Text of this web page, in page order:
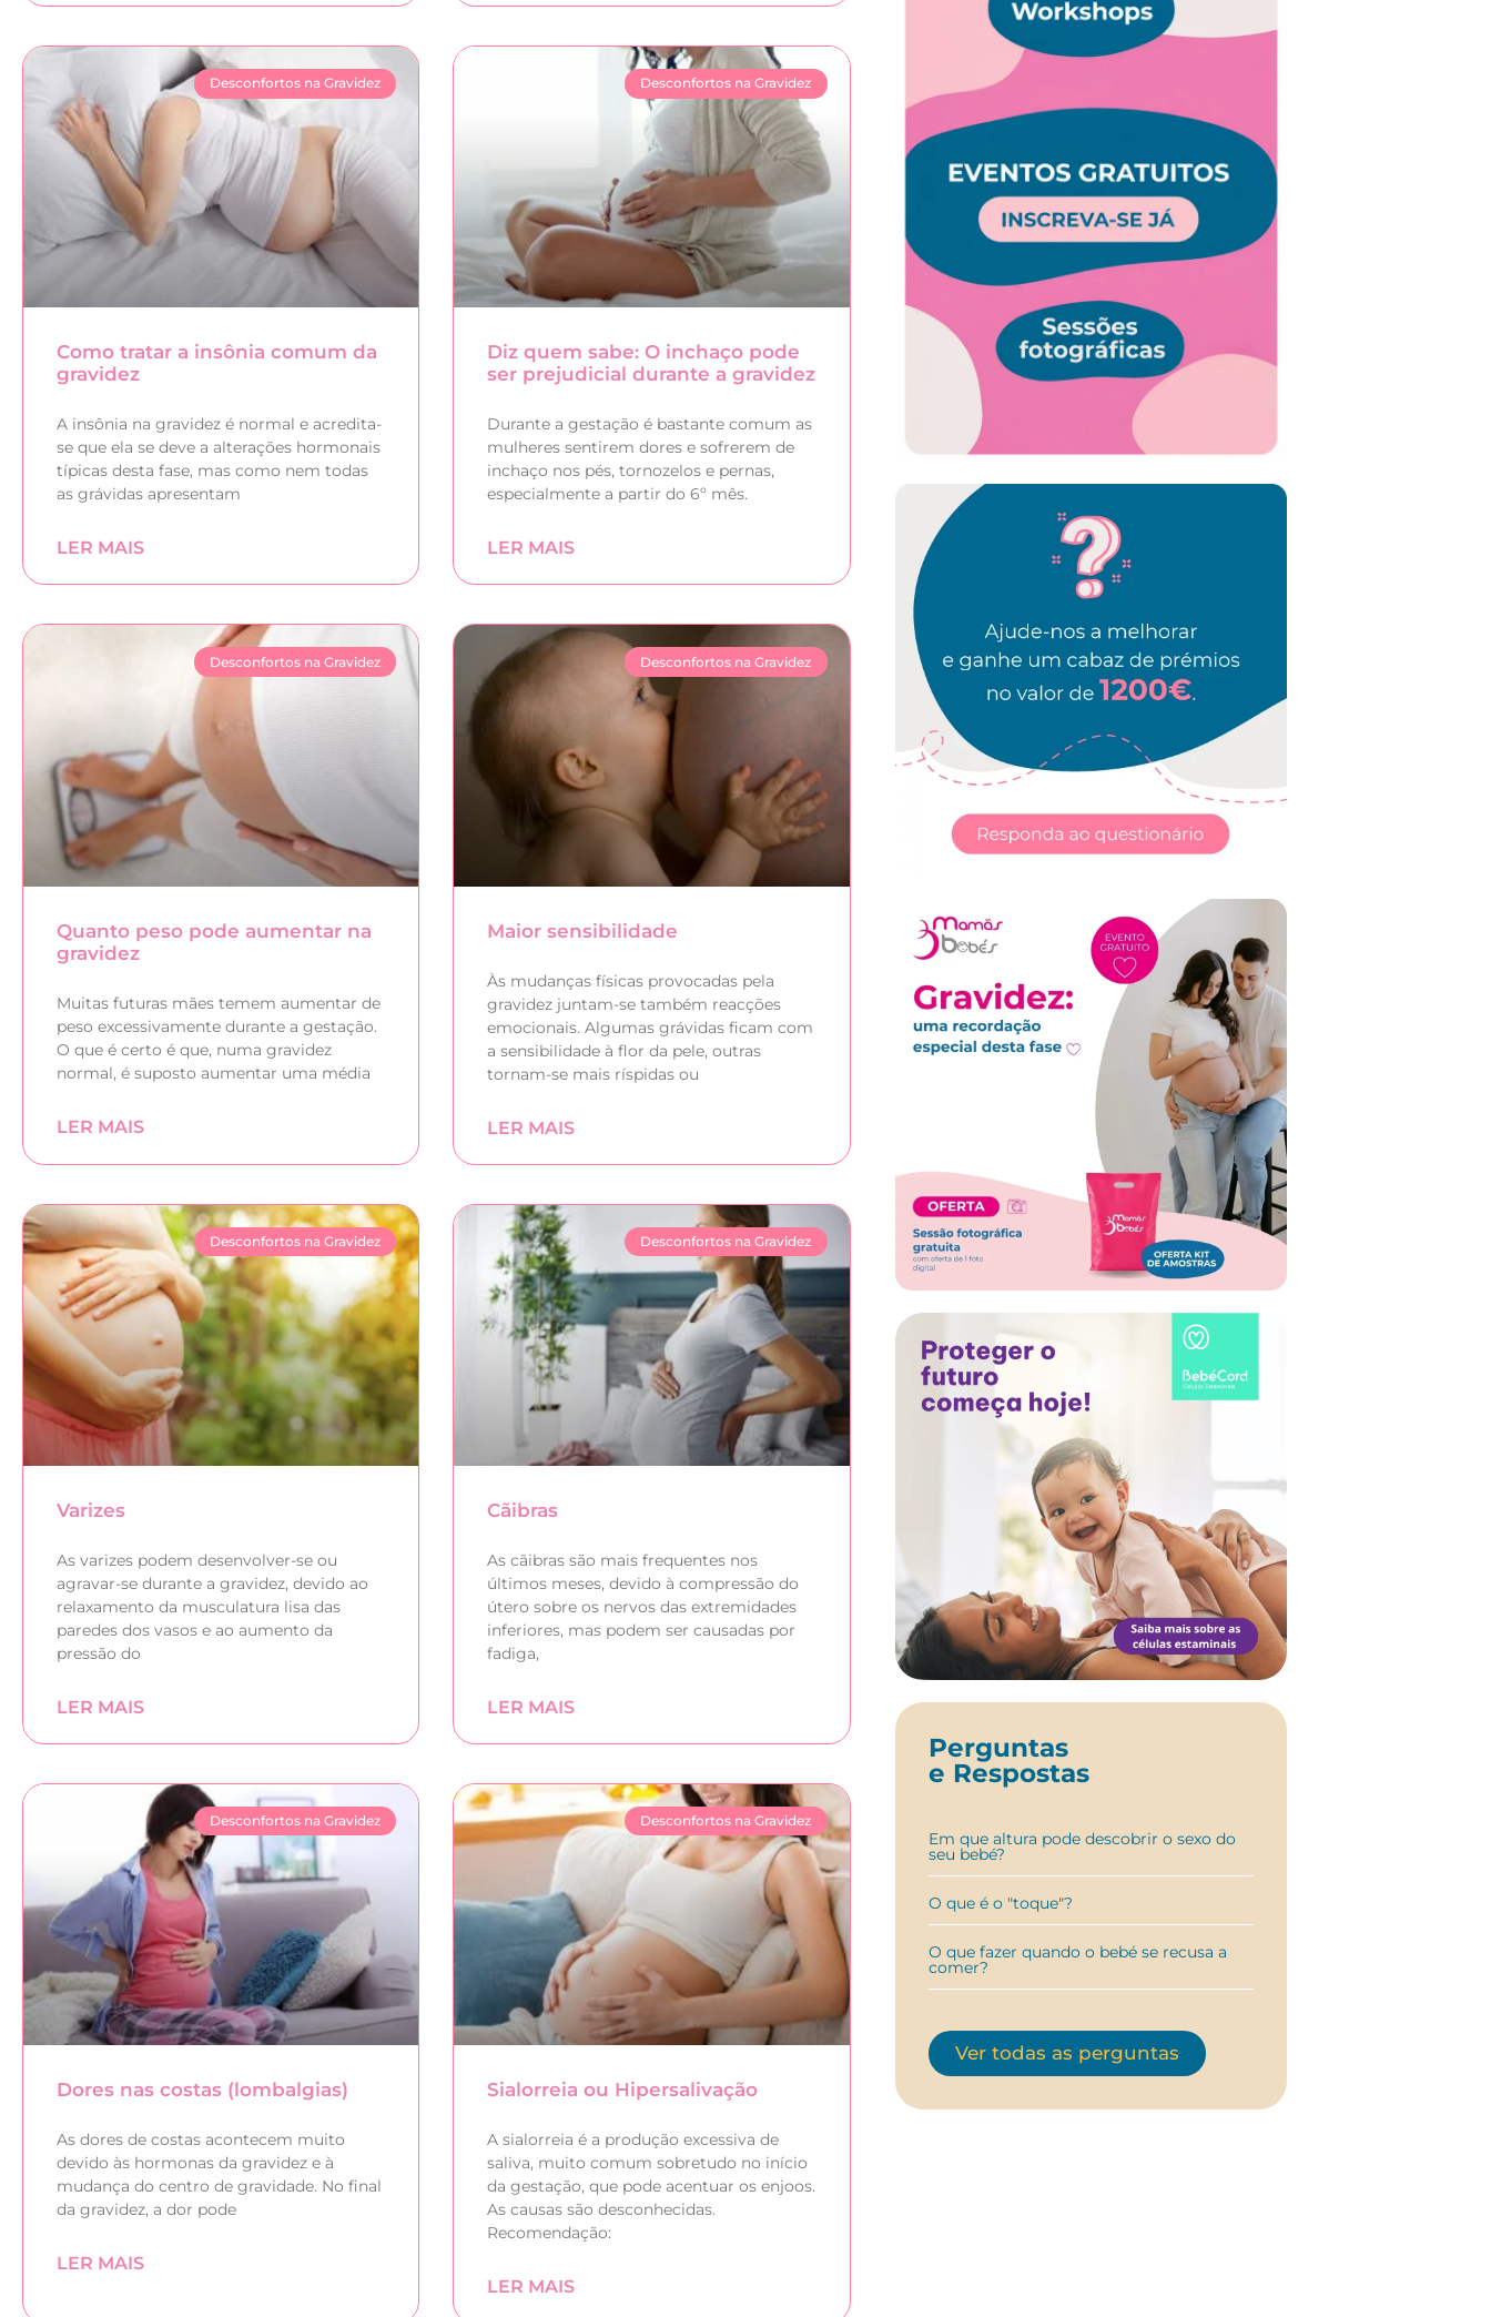
Desconfortos na Gravidez
Como tratar a insônia comum da
gravidez
A insônia na gravidez é normal e acredita-
se que ela se deve a alterações hormonais
típicas desta fase, mas como nem todas
as grávidas apresentam
LER MAIS
Desconfortos na Gravidez
Diz quem sabe: O inchaço pode
ser prejudicial durante a gravidez
Durante a gestação é bastante comum as
mulheres sentirem dores e sofrerem de
inchaço nos pés, tornozelos e pernas,
especialmente a partir do 6º mês.
LER MAIS
Desconfortos na Gravidez
Quanto peso pode aumentar na
gravidez
Muitas futuras mães temem aumentar de
peso excessivamente durante a gestação.
O que é certo é que, numa gravidez
normal, é suposto aumentar uma média
LER MAIS
Desconfortos na Gravidez
Maior sensibilidade
Às mudanças físicas provocadas pela
gravidez juntam-se também reacções
emocionais. Algumas grávidas ficam com
a sensibilidade à flor da pele, outras
tornam-se mais ríspidas ou
LER MAIS
Desconfortos na Gravidez
Varizes
As varizes podem desenvolver-se ou
agravar-se durante a gravidez, devido ao
relaxamento da musculatura lisa das
paredes dos vasos e ao aumento da
pressão do
LER MAIS
Desconfortos na Gravidez
Cãibras
As cãibras são mais frequentes nos
últimos meses, devido à compressão do
útero sobre os nervos das extremidades
inferiores, mas podem ser causadas por
fadiga,
LER MAIS
Desconfortos na Gravidez
Dores nas costas (lombalgias)
As dores de costas acontecem muito
devido às hormonas da gravidez e à
mudança do centro de gravidade. No final
da gravidez, a dor pode
LER MAIS
Desconfortos na Gravidez
Sialorreia ou Hipersalivação
A sialorreia é a produção excessiva de
saliva, muito comum sobretudo no início
da gestação, que pode acentuar os enjoos.
As causas são desconhecidas.
Recomendação:
LER MAIS
Perguntas
e Respostas
Em que altura pode descobrir o sexo do
seu bebé?
O que é o "toque"?
O que fazer quando o bebé se recusa a
comer?
Ver todas as perguntas